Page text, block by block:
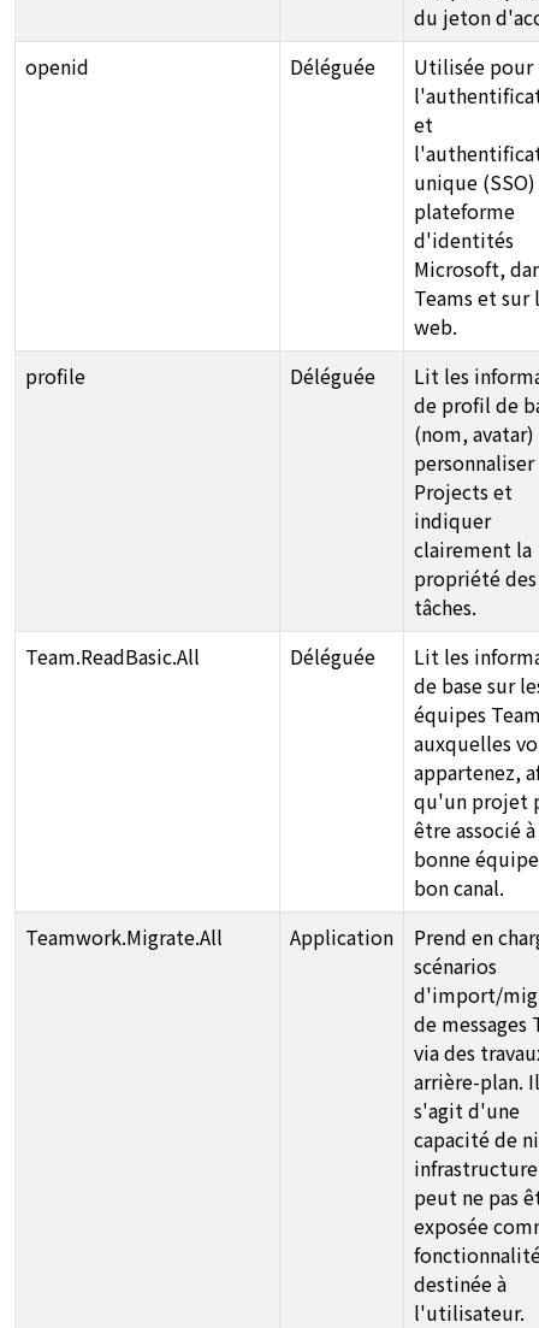
du jeton
openid
Déléguée
Utilisée pour
et
unique
plateforme
d'identités
Microsoft,
Teams et sur
web.
profile
Déléguée
Lit les
de profil de
(nom,
personnaliser
Projects et
indiquer
clairement la
propriété des
tâches.
Team.ReadBasic.All
Déléguée
Lit les
de base sur
équipes
auxquelles
appartenez,
qu'un projet
être associé
bonne
bon canal.
Teamwork.Migrate.All
Application
Prend en
scénarios
d'import/
de messages
via des
arrière-plan. Il
s'agit d'une
capacité de
peut ne pas
exposée
destinée à
l'utilisateur.